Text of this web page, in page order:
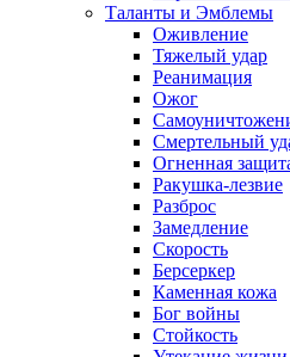
Таланты и Эмблемы
Оживление
Тяжелый удар
Реанимация
Ожог
Смертельный
Огненная
Ракушка-лезвие
Разброс
Замедление
Скорость
Берсеркер
Каменная кожа
Бог войны
Стойкость